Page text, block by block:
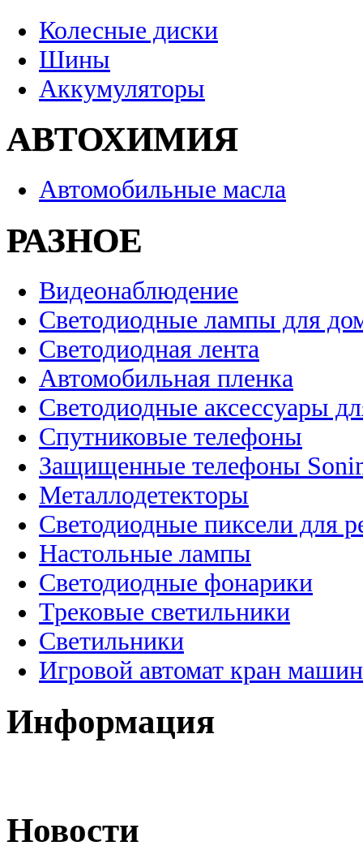
Колесные диски
Шины
Аккумуляторы
АВТОХИМИЯ
Автомобильные масла
РАЗНОЕ
Видеонаблюдение
Светодиодные лампы для
Светодиодная лента
Автомобильная пленка
Светодиодные аксессуары
Спутниковые телефоны
Защищенные телефоны
Металлодетекторы
Светодиодные пиксели для
Настольные лампы
Светодиодные фонарики
Трековые светильники
Светильники
Игровой автомат кран
Информация
Новости